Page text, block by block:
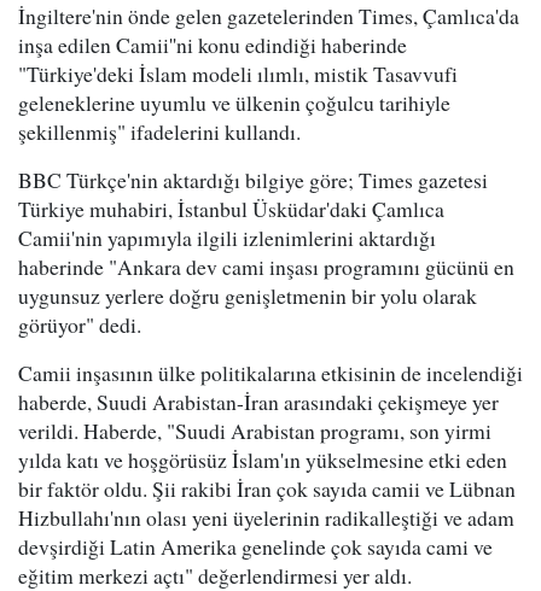
İngiltere'nin önde gelen gazetelerinden Times, Çamlıca'da
inşa edilen Camii''ni konu edindiği haberinde
"Türkiye'deki İslam modeli ılımlı, mistik Tasavvufi
geleneklerine uyumlu ve ülkenin çoğulcu tarihiyle
şekillenmiş" ifadelerini kullandı.
BBC Türkçe'nin aktardığı bilgiye göre; Times gazetesi
Türkiye muhabiri, İstanbul Üsküdar'daki Çamlıca
Camii'nin yapımıyla ilgili izlenimlerini aktardığı
haberinde "Ankara dev cami inşası programını gücünü en
uygunsuz yerlere doğru genişletmenin bir yolu olarak
görüyor" dedi.
Camii inşasının ülke politikalarına etkisinin de incelendiği
haberde, Suudi Arabistan-İran arasındaki çekişmeye yer
verildi. Haberde, "Suudi Arabistan programı, son yirmi
yılda katı ve hoşgörüsüz İslam'ın yükselmesine etki eden
bir faktör oldu. Şii rakibi İran çok sayıda camii ve Lübnan
Hizbullahı'nın olası yeni üyelerinin radikalleştiği ve adam
devşirdiği Latin Amerika genelinde çok sayıda cami ve
eğitim merkezi açtı" değerlendirmesi yer aldı.